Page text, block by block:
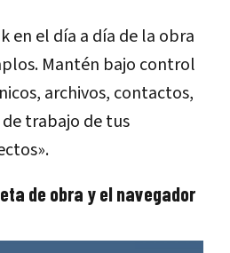
en el día a día de la obra
Mantén bajo control
archivos, contactos,
trabajo de tus
de obra y el navegador